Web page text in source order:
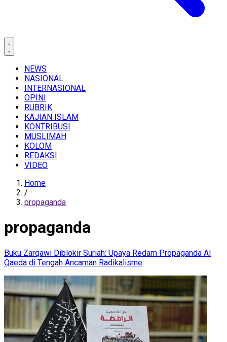
NEWS
NASIONAL
INTERNASIONAL
OPINI
RUBRIK
KAJIAN ISLAM
KONTRIBUSI
MUSLIMAH
KOLOM
REDAKSI
VIDEO
Home
/
propaganda
propaganda
Buku Zarqawi Diblokir Suriah: Upaya Redam Propaganda Al
Qaeda di Tengah Ancaman Radikalisme